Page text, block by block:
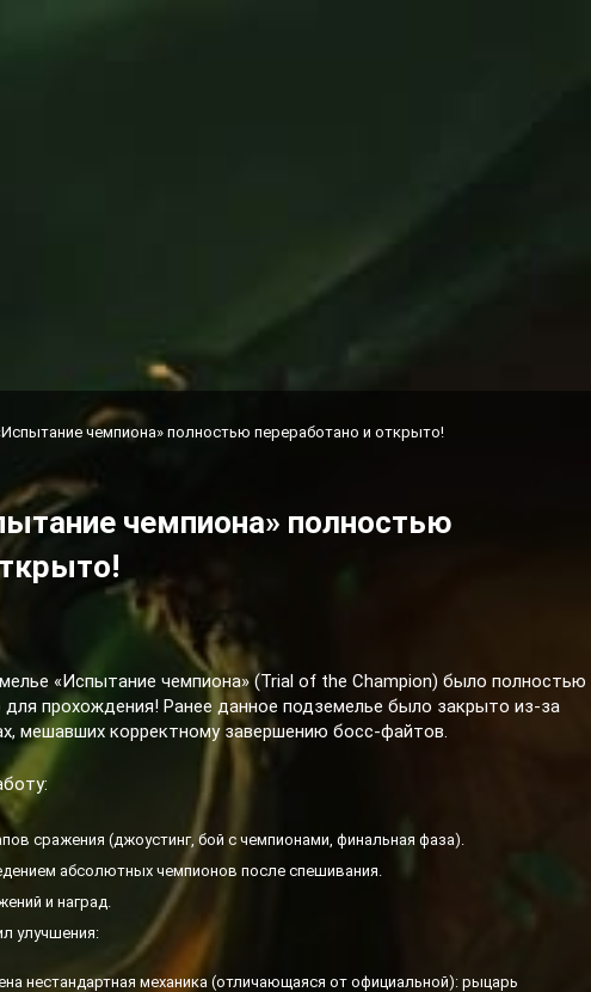
чемпиона» полностью переработано и открыто!
чемпиона» полностью
«Испытание чемпиона» (Trial of the Champion) было полностью
для прохождения! Ранее данное подземелье было закрыто из-за
мешавших корректному завершению босс-файтов.
сражения (джоустинг, бой с чемпионами, финальная фаза).
абсолютных чемпионов после спешивания.
и наград.
улучшения:
нестандартная механика (отличающаяся от официальной): рыцарь